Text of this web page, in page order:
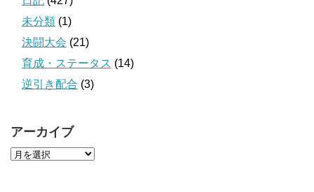
未分類 (1)
決闘大会 (21)
育成・ステータス (14)
逆引き配合 (3)
アーカイブ